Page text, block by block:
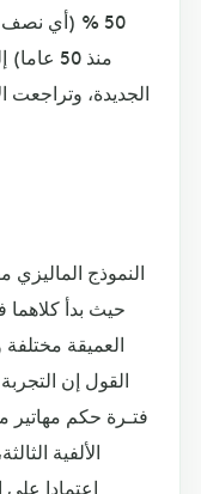
50 % (أي
النموذج
حيث بدأ كلاهما
العميقة
القول إن
فتـرة حكم مهاتير
الألفية
اعتمادا